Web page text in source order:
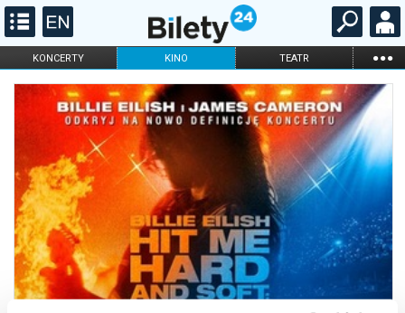
KONCERTY KINO TEATR ...
FILHARMONIA OPERA I BALET
STAND-UP
DLA DZIECI
ONLINE KARNETY